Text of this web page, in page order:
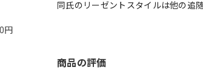
円
同氏のリーゼントスタイルは他の追
商品の評価